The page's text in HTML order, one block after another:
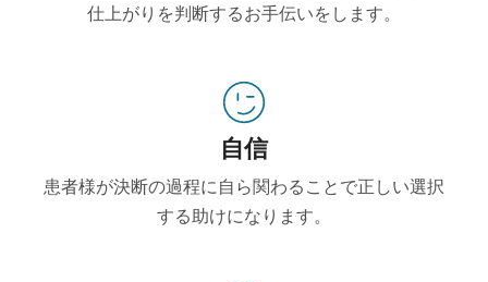
仕上がりを判断するお手伝いをします。
自信
患者様が決断の過程に自ら関わることで正しい選択
する助けになります。